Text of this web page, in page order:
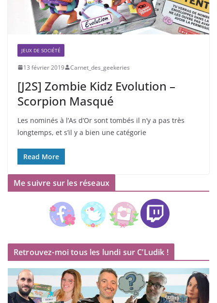
JEUX DE SOCIÉTÉ
13 février 2019 Carnet_des_geekeries
[J2S] Zombie Kidz Evolution –
Scorpion Masqué
Les nominés à l’As d’Or sont tombés il n’y a pas très
longtemps, et s’il y a bien une catégorie
Read More
Me suivre sur les réseaux
Retrouvez-moi tous les lundi sur C’Ludik !